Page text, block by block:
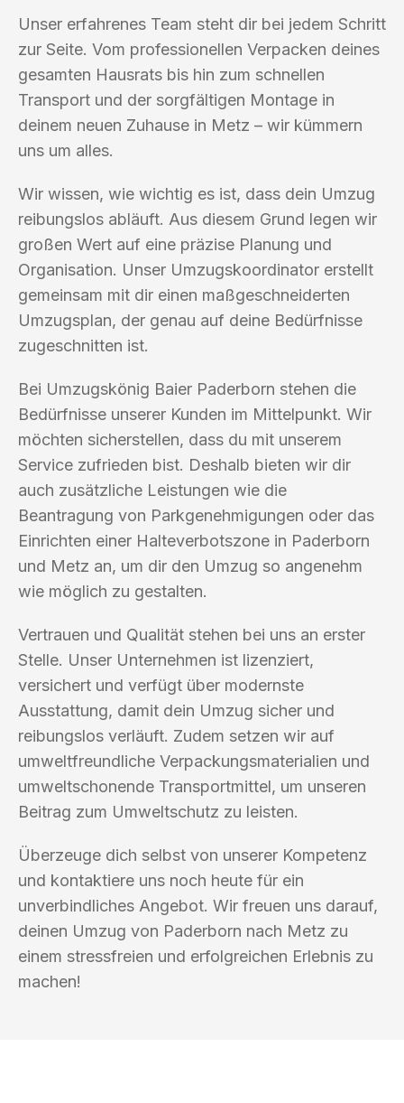
Unser erfahrenes Team steht dir bei jedem Schritt
zur Seite. Vom professionellen Verpacken deines
gesamten Hausrats bis hin zum schnellen
Transport und der sorgfältigen Montage in
deinem neuen Zuhause in Metz – wir kümmern
uns um alles.
Wir wissen, wie wichtig es ist, dass dein Umzug
reibungslos abläuft. Aus diesem Grund legen wir
großen Wert auf eine präzise Planung und
Organisation. Unser Umzugskoordinator erstellt
gemeinsam mit dir einen maßgeschneiderten
Umzugsplan, der genau auf deine Bedürfnisse
zugeschnitten ist.
Bei Umzugskönig Baier Paderborn stehen die
Bedürfnisse unserer Kunden im Mittelpunkt. Wir
möchten sicherstellen, dass du mit unserem
Service zufrieden bist. Deshalb bieten wir dir
auch zusätzliche Leistungen wie die
Beantragung von Parkgenehmigungen oder das
Einrichten einer Halteverbotszone in Paderborn
und Metz an, um dir den Umzug so angenehm
wie möglich zu gestalten.
Vertrauen und Qualität stehen bei uns an erster
Stelle. Unser Unternehmen ist lizenziert,
versichert und verfügt über modernste
Ausstattung, damit dein Umzug sicher und
reibungslos verläuft. Zudem setzen wir auf
umweltfreundliche Verpackungsmaterialien und
umweltschonende Transportmittel, um unseren
Beitrag zum Umweltschutz zu leisten.
Überzeuge dich selbst von unserer Kompetenz
und kontaktiere uns noch heute für ein
unverbindliches Angebot. Wir freuen uns darauf,
deinen Umzug von Paderborn nach Metz zu
einem stressfreien und erfolgreichen Erlebnis zu
machen!